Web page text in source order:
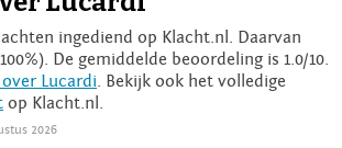
ingediend op Klacht.nl. Daarvan
De gemiddelde beoordeling is 1.0/10.
Lucardi . Bekijk ook het volledige
op Klacht.nl.
2026